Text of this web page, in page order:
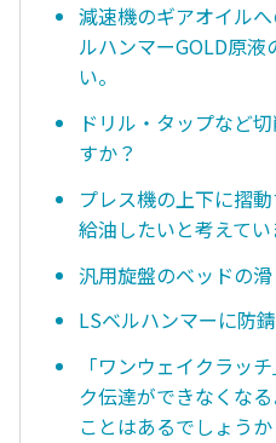
減速機のギアオイル
ルハンマーGOLD原
い。
ドリル・タップなど
すか？
プレス機の上下に摺
給油したいと考えて
汎用旋盤のベッドの
LSベルハンマーに防
「ワンウェイクラッ
ク伝達ができなくな
ことはあるでしょうか